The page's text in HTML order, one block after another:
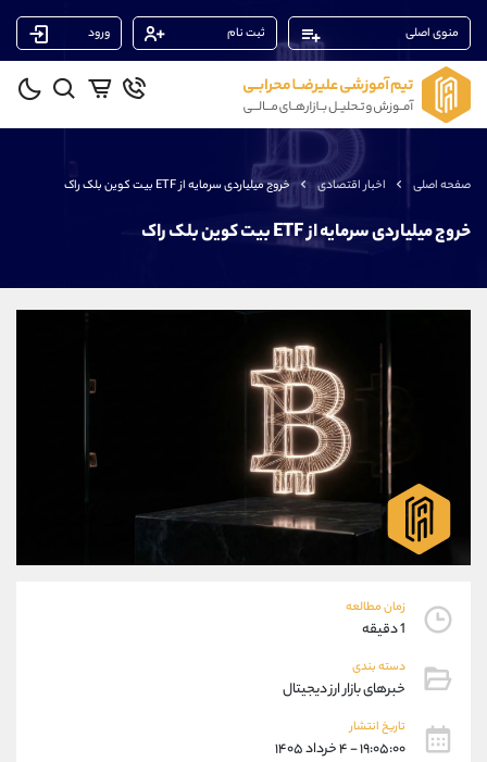
منوی اصلی ثبت نام ورود
صفحه اصلی اخبار اقتصادی خروج میلیاردی سرمایه از ETF بیت کوین بلک راک
خروج میلیاردی سرمایه از ETF بیت کوین بلک راک
زمان مطالعه
1 دقیقه
دسته بندی
خبرهای بازار ارز دیجیتال
تاریخ انتشار
۱۹:۰۵:۰۰ - ۴ خرداد ۱۴۰۵
پشتیبان فروش (فائزه تهرانی)
شروع گفتگو
تلگرام @Armteam_admin_104
موبایل 09927779040
پشتیبان فروش (یوسف فرخنده)
موبایل
واتساپ
تلگرام
پشتیبان فروش
موبایل
واتساپ
تلگرام
داخلی